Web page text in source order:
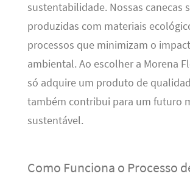
sustentabilidade. Nossas canecas
produzidas com materiais
processos que minimizam o
ambiental. Ao escolher a Morena
só adquire um produto de
também contribui para um futuro
sustentável.
Como Funciona o Processo